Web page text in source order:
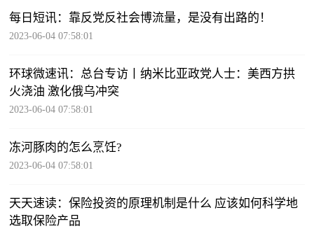
每日短讯：靠反党反社会博流量，是没有出路的！
2023-06-04 07:58:01
环球微速讯：总台专访丨纳米比亚政党人士：美西方拱
火浇油 激化俄乌冲突
2023-06-04 07:58:01
冻河豚肉的怎么烹饪?
2023-06-04 07:58:01
天天速读：保险投资的原理机制是什么 应该如何科学地
选取保险产品